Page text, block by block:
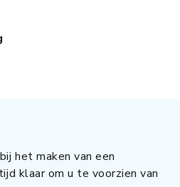
het maken van een
klaar om u te voorzien van